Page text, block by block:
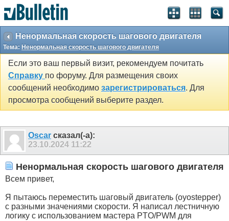
Ненормальная скорость шагового двигателя
Тема: Ненормальная скорость шагового двигателя
Если это ваш первый визит, рекомендуем почитать
Справку по форуму. Для размещения своих
сообщений необходимо зарегистрироваться. Для
просмотра сообщений выберите раздел.
Oscar сказал(-а):
23.10.2024 11:22
Ненормальная скорость шагового двигателя
Всем привет,
Я пытаюсь переместить шаговый двигатель (oyostepper)
с разными значениями скорости. Я написал лестничную
логику с использованием мастера PTO/PWM для